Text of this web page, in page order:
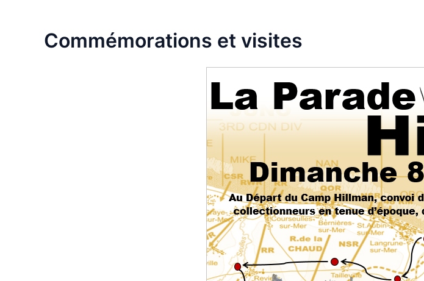
Commémorations et visites